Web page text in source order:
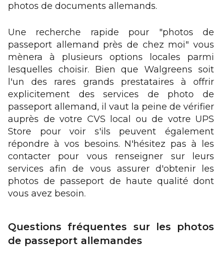
photos de documents allemands.
Une recherche rapide pour "photos de
passeport allemand près de chez moi" vous
mènera à plusieurs options locales parmi
lesquelles choisir. Bien que Walgreens soit
l'un des rares grands prestataires à offrir
explicitement des services de photo de
passeport allemand, il vaut la peine de vérifier
auprès de votre CVS local ou de votre UPS
Store pour voir s'ils peuvent également
répondre à vos besoins. N'hésitez pas à les
contacter pour vous renseigner sur leurs
services afin de vous assurer d'obtenir les
photos de passeport de haute qualité dont
vous avez besoin.
Questions fréquentes sur les photos
de passeport allemandes